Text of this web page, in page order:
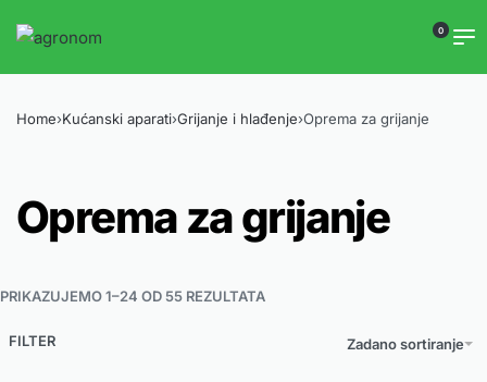
0
Home›Kućanski aparati›Grijanje i hlađenje›Oprema za grijanje
Oprema za grijanje
PRIKAZUJEMO 1–24 OD 55 REZULTATA
Zadano sortiranje
FILTER